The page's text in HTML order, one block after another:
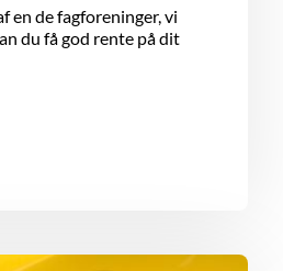
en de fagforeninger, vi
du få god rente på dit